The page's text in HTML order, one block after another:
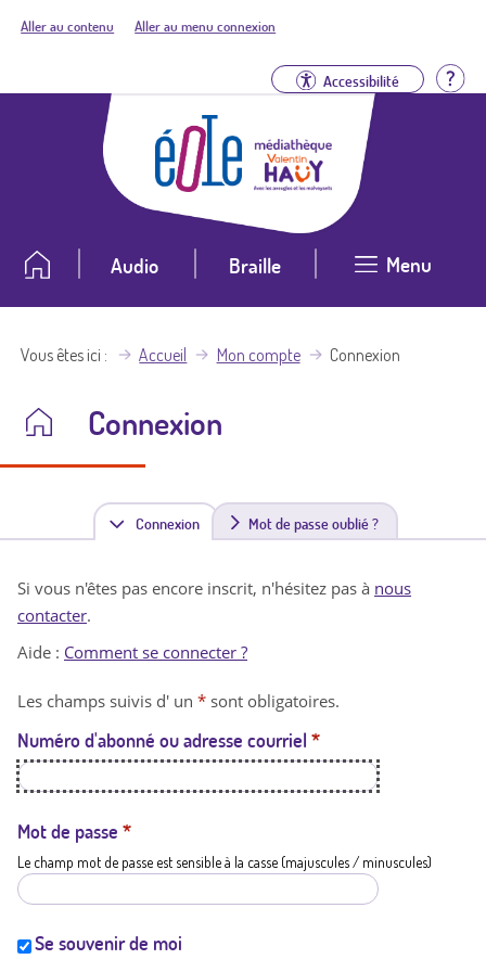
Aller au contenu Aller au menu connexion
Accessibilité
Audio Braille Menu
Vous êtes ici Accueil Mon compte Connexion
Connexion
Connexion(
n
t
a
t
i
Mot de passe oublié ?
Si vous n'êtes pas encore inscrit, n'hésitez pas à nous
contacter.
Aide : Comment se connecter ?
Les champs suivis d' un * sont obligatoires.
Numéro d'abonné ou adresse courriel *
Mot de passe *
Le champ mot de passe est sensible à la casse (majuscules / minuscules)
Se souvenir de moi